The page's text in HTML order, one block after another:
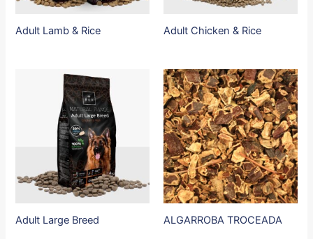
Adult Lamb & Rice Adult Chicken & Rice
Adult Large Breed ALGARROBA TROCEADA